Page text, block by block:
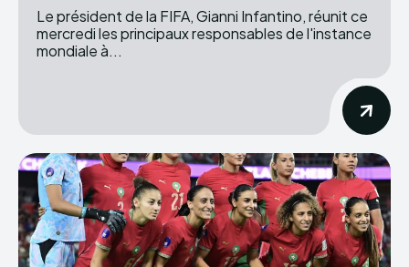
Le président de la FIFA, Gianni Infantino, réunit ce
mercredi les principaux responsables de l'instance
mondiale à...